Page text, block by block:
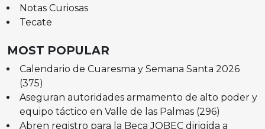
Notas Curiosas
Tecate
MOST POPULAR
Calendario de Cuaresma y Semana Santa 2026
(375)
Aseguran autoridades armamento de alto poder y
equipo táctico en Valle de las Palmas (296)
Abren registro para la Beca JOBEC dirigida a